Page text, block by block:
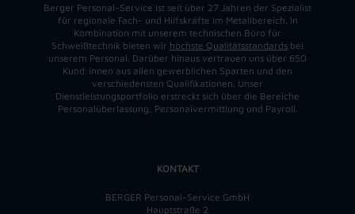
Berger Personal-Service ist seit über 27 Jahren der Spezialist
für regionale Fach- und Hilfskräfte im Metallbereich. In
Kombination mit unserem technischen Büro für
Schweißtechnik bieten wir höchste Qualitätsstandards bei
unserem Personal. Darüber hinaus vertrauen uns über 650
Kund:innen aus allen gewerblichen Sparten und den
verschiedensten Qualifikationen. Unser
Dienstleistungsportfolio erstreckt sich über die Bereiche
Personalüberlassung, Personalvermittlung und Payroll.
KONTAKT
BERGER Personal-Service GmbH
Hauptstraße 2